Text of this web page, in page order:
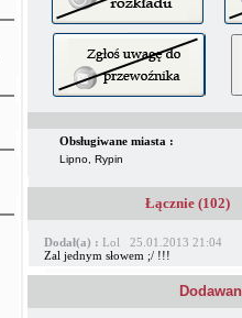
Obsługiwane miasta :
Lipno, Rypin
Łącznie (102)
Dodał(a) : Lol 25.01.2013 21:04
Zal jednym słowem ;/ !!!